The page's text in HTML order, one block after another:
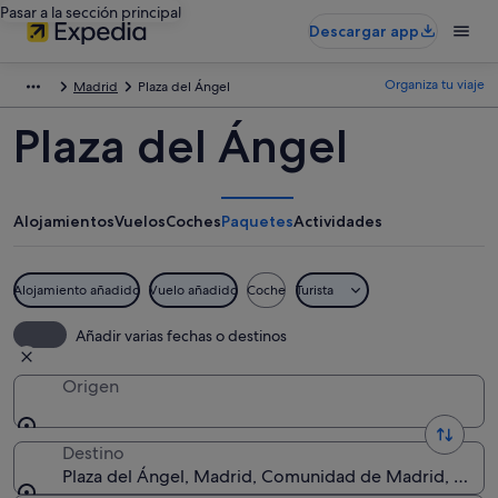
Pasar a la sección principal
Descargar app
Madrid Plaza del Ángel Organiza tu viaje
Plaza del Ángel
AlojamientosVuelosCochesPaquetesActividades
Alojamiento añadido Vuelo añadido Coche Turista
Añadir varias fechas o destinos
Origen
Destino
Plaza del Ángel, Madrid, Comunidad de Madrid,